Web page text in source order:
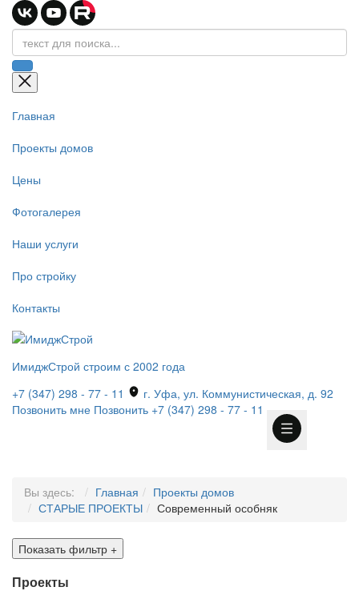
Главная
Проекты домов
Цены
Фотогалерея
Наши услуги
Про стройку
Контакты
ИмиджСтрой строим с 2002 года
+7 (347) 298 - 77 - 11
г. Уфа, ул. Коммунистическая, д. 92
Позвонить мне Позвонить +7 (347) 298 - 77 - 11
Вы здесь: Главная
Проекты домов
СТАРЫЕ ПРОЕКТЫ
Современный особняк
Показать фильтр +
Проекты